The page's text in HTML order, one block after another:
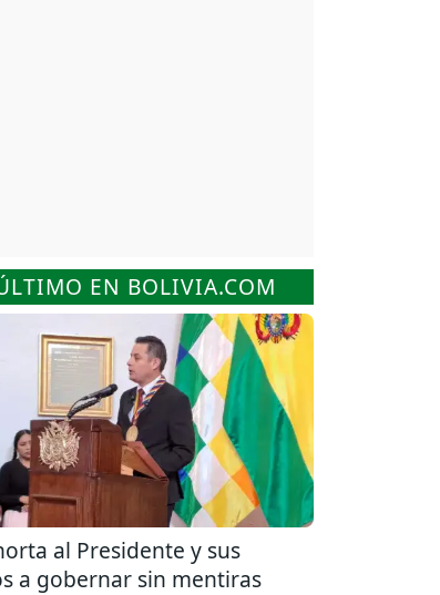
EN BOLIVIA.COM
al Presidente y sus
a gobernar sin mentiras